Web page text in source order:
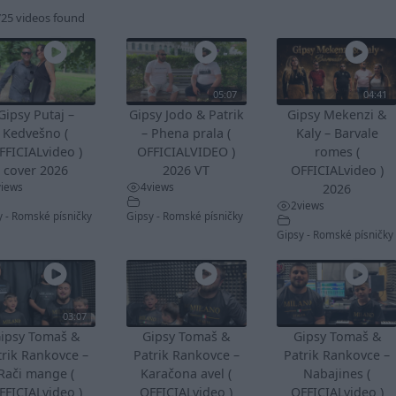
videos found
Putaj –
Kedvešno (
)
cover 2026
- Romské písničky
05:07
Gipsy Jodo & Patrik
– Phena prala (
OFFICIALVIDEO )
2026 VT
4views
Gipsy - Romské písničky
04:41
Gipsy Mekenzi &
Kaly – Barvale
romes (
OFFICIALvideo )
2026
2views
Gipsy - Romské písničky
03:07
Tomaš &
Rankovce –
mange (
)
Gipsy Tomaš &
Patrik Rankovce –
Karačona avel (
OFFICIALvideo )
Gipsy Tomaš &
Patrik Rankovce –
Nabajines (
OFFICIALvideo )